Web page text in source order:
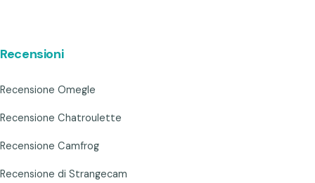
Recensioni
Recensione Omegle
Recensione Chatroulette
Recensione Camfrog
Recensione di Strangecam